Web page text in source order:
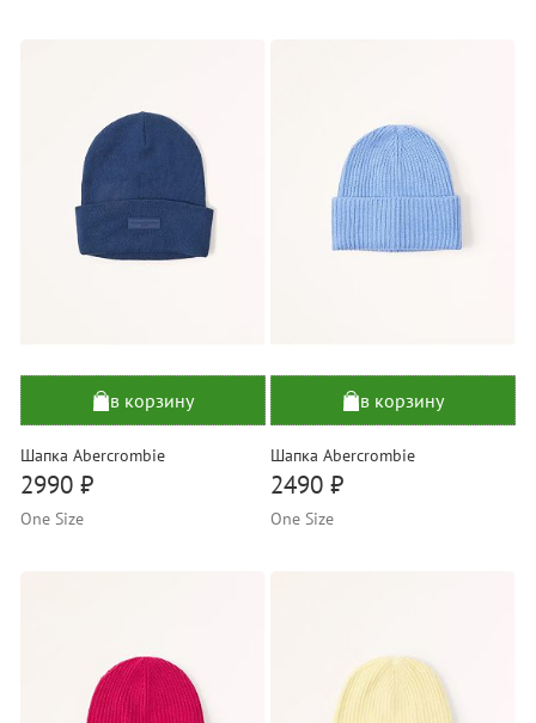
в корзину
Шапка Abercrombie
2990 ₽
One Size
в корзину
Шапка Abercrombie
2490 ₽
One Size